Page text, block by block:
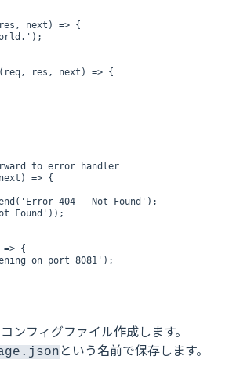
res , next ) => {
) ;
( req , res , next ) => {
to error handler
next ) => {
( 'Error 404 - Not Found' ) ;
Found' ) ) ;
=> {
on port 8081' ) ;
ンフィグファイル作成します。
という名前で保存します。